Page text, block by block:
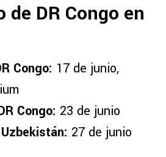
de DR Congo en
Congo: 17 de junio,
Congo: 23 de junio
27 de junio